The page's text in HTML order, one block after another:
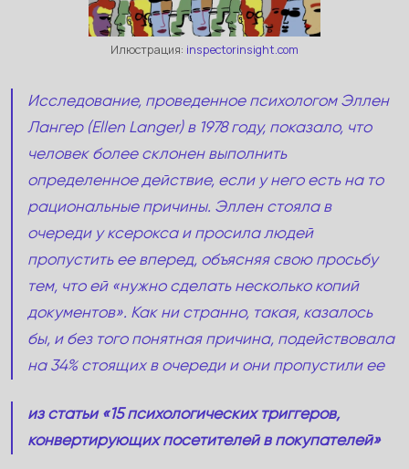
Илюстрация: inspectorinsight.com
Исследование, проведенное психологом Эллен
Лангер (Ellen Langer) в 1978 году, показало, что
человек более склонен выполнить
определенное действие, если у него есть на то
рациональные причины. Эллен стояла в
очереди у ксерокса и просила людей
пропустить ее вперед, объясняя свою просьбу
тем, что ей «нужно сделать несколько копий
документов». Как ни странно, такая, казалось
бы, и без того понятная причина, подействовала
на 34% стоящих в очереди и они пропустили ее
из статьи «15 психологических триггеров,
конвертирующих посетителей в покупателей»